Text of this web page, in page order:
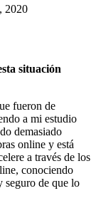
2020
situación
fueron de
a mi estudio
demasiado
online y está
a través de los
conociendo
seguro de que lo